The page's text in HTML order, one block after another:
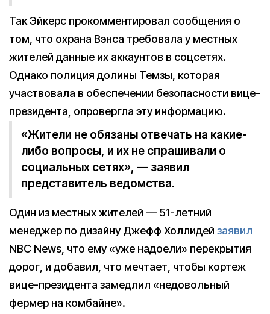
Так Эйкерс прокомментировал сообщения о
том, что охрана Вэнса требовала у местных
жителей данные их аккаунтов в соцсетях.
Однако полиция долины Темзы, которая
участвовала в обеспечении безопасности вице-
президента, опровергла эту информацию.
«Жители не обязаны отвечать на какие-
либо вопросы, и их не спрашивали о
социальных сетях», — заявил
представитель ведомства.
Один из местных жителей — 51-летний
менеджер по дизайну Джефф Холлидей заявил
NBC News, что ему «уже надоели» перекрытия
дорог, и добавил, что мечтает, чтобы кортеж
вице-президента замедлил «недовольный
фермер на комбайне».